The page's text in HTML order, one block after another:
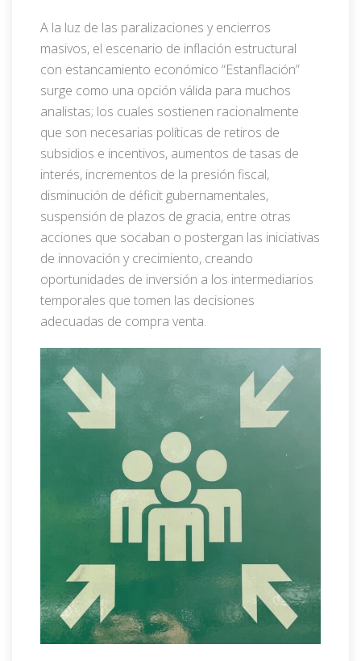
A la luz de las paralizaciones y encierros
masivos, el escenario de inflación estructural
con estancamiento económico “Estanflación”
surge como una opción válida para muchos
analistas; los cuales sostienen racionalmente
que son necesarias políticas de retiros de
subsidios e incentivos, aumentos de tasas de
interés, incrementos de la presión fiscal,
disminución de déficit gubernamentales,
suspensión de plazos de gracia, entre otras
acciones que socaban o postergan las iniciativas
de innovación y crecimiento, creando
oportunidades de inversión a los intermediarios
temporales que tomen las decisiones
adecuadas de compra venta.